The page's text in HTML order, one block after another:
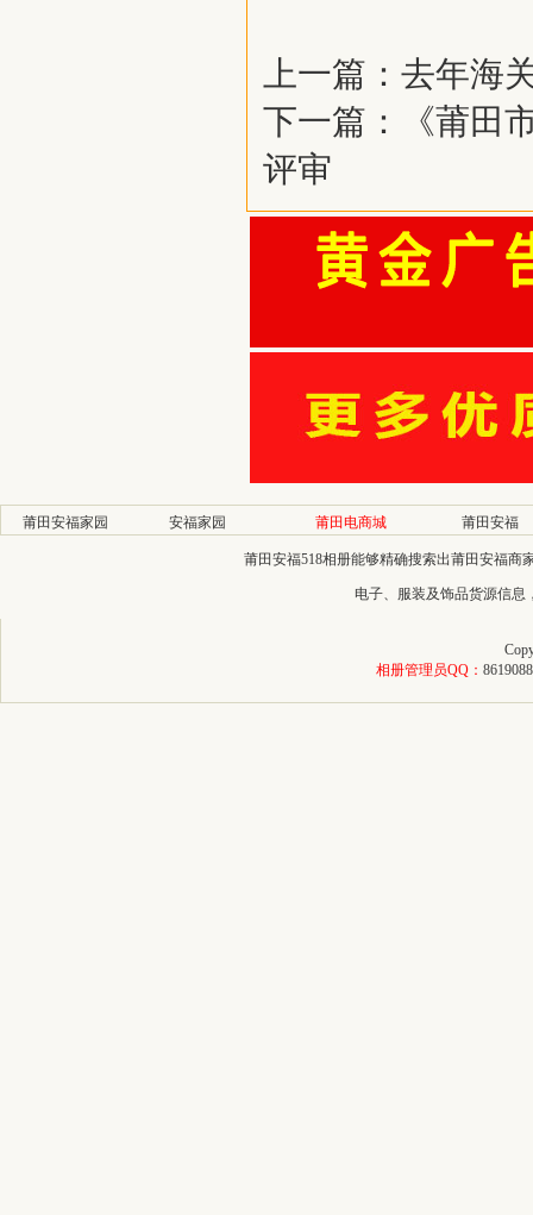
上一篇： 去年海
下一篇：
《莆田
评审
莆田安福家园 安福家园 莆田电商城 莆田安福
莆田安福518相册能够精确搜索出莆田安福商
电子、服装及饰品货源信
相册管理员QQ： 8619088